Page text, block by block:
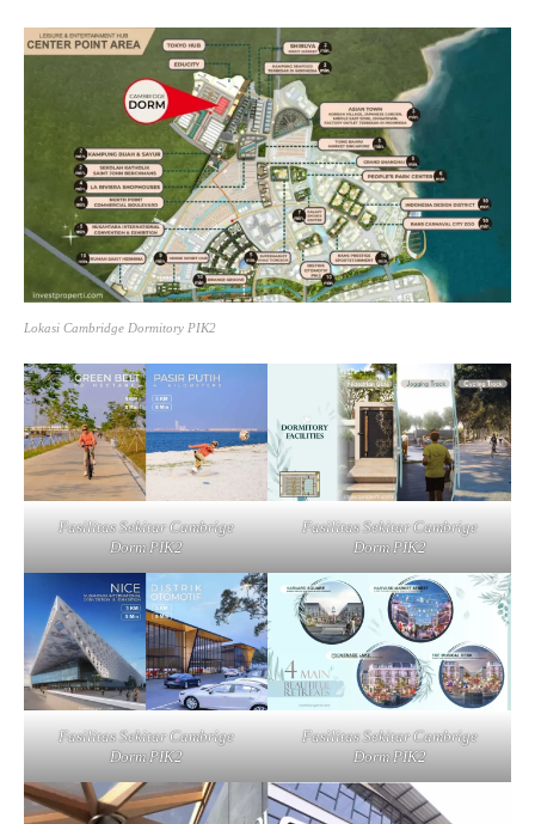
Lokasi Cambridge Dormitory PIK2
Fasilitas Sekitar Cambrige
Dorm PIK2
Fasilitas Sekitar Cambrige
Dorm PIK2
Fasilitas Sekitar Cambrige
Dorm PIK2
Fasilitas Sekitar Cambrige
Dorm PIK2